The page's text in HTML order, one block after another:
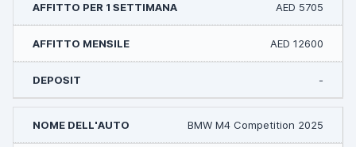
AED 5705
AED 12600
-
BMW M4 Competition 2025